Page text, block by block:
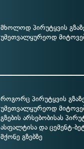
მხოლოდ პირუტყვის
უმეთვალყურეოდ
როგორც პირუტყვის
უმეთვალყურეოდ
გზების არსებობისას
ასფალტისა და ცემენტ-
მქონე გზებზე